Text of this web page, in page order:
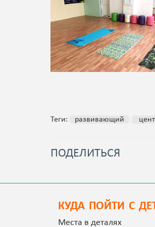
Теги: развивающий
ПОДЕЛИТЬСЯ
КУДА ПОЙТИ С
Места в деталях